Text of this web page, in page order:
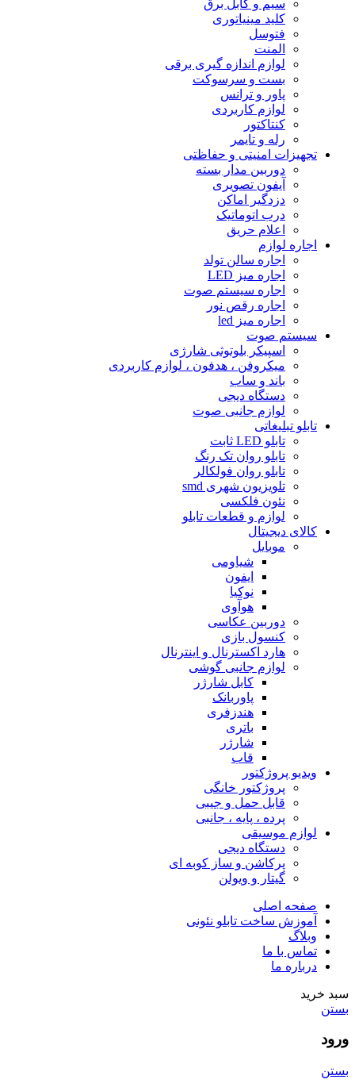
سیم و کابل برق
کلید مینیاتورى
فتوسل
المنت
لوازم اندازه گیرى برقى
بست و سرسوکت
پاور و ترانس
لوازم کاربردی
کنتاکتور
رله و تایمر
تجهیزات امنیتى و حفاظتی
دوربین مدار بسته
آیفون تصویری
دزدگیر اماکن
درب اتوماتیک
اعلام حریق
اجاره لوازم
اجاره سالن تولد
اجاره میز LED
اجاره سیستم صوت
اجاره رقص نور
اجاره میز led
سیستم صوت
اسپیکر بلوتوثى شارژى
میکروفن ، هدفون ، لوازم کاربردى
باند و ساب
دستگاه دیجى
لوازم جانبی صوت
تابلو تبلیغاتى
تابلو LED ثابت
تابلو روان تک رنگ
تابلو روان فولکالر
تلویزیون شهرى smd
نئون فلکسی
لوازم و قطعات تابلو
کالای دیجیتال
موبایل
شیاومی
ایفون
نوکیا
هوآوی
دوربین عکاسی
کنسول بازی
هارد اکسترنال و اینترنال
لوازم جانبی گوشی
کابل شارژر
پاوربانک
هندزفری
باتری
شارژر
قاب
ویدیو پروژکتور
پروژکتور خانگی
قابل حمل و جیبی
پرده ، پایه ، جانبی
لوازم موسیقی
دستگاه دیجى
پرکاشن و ساز کوبه ای
گیتار و ویولن
صفحه اصلی
آموزش ساخت تابلو نئونی
وبلاگ
تماس با ما
درباره ما
سبد خرید
بستن
ورود
بستن